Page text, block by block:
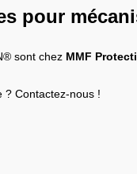
pour
sont chez MMF
? Contactez-nous !